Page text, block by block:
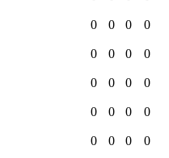
0 0 0 0
0 0 0 0
0 0 0 0
0 0 0 0
0 0 0 0